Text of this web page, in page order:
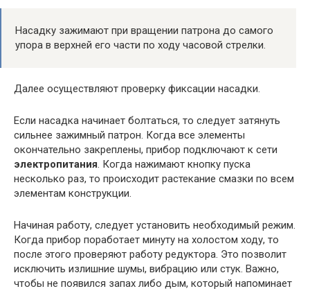
Насадку зажимают при вращении патрона до самого
упора в верхней его части по ходу часовой стрелки.
Далее осуществляют проверку фиксации насадки.
Если насадка начинает болтаться, то следует затянуть
сильнее зажимный патрон. Когда все элементы
окончательно закреплены, прибор подключают к сети
электропитания. Когда нажимают кнопку пуска
несколько раз, то происходит растекание смазки по всем
элементам конструкции.
Начиная работу, следует установить необходимый режим.
Когда прибор поработает минуту на холостом ходу, то
после этого проверяют работу редуктора. Это позволит
исключить излишние шумы, вибрацию или стук. Важно,
чтобы не появился запах либо дым, который напоминает